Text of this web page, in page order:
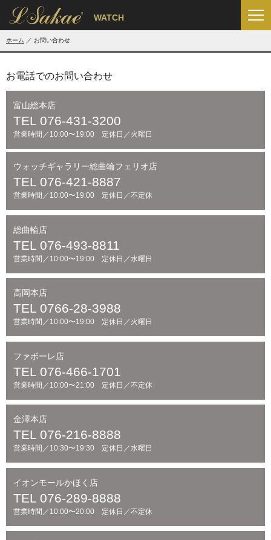
' WATCH
ホーム お問い合わせ
お電話でのお問い合わせ
富山総本店
TEL 076-431-3200
営業時間／10:00〜19:00 定休日／火曜日
ウォッチギャラリー総曲輪フェリオ店
TEL 076-421-8887
営業時間／10:00〜19:00 定休日／不定休
総曲輪店
TEL 076-493-8811
営業時間／10:00〜19:00 定休日／水曜日
高岡本店
TEL 0766-28-3988
営業時間／10:00〜19:00 定休日／火曜日
ファボーレ店
TEL 076-466-1701
営業時間／10:00〜21:00 定休日／不定休
金澤本店
TEL 076-216-8888
営業時間／10:30〜19:30 定休日／水曜日
イオンモールかほく店
TEL 076-289-8888
営業時間／10:00〜20:00 定休日／不定休